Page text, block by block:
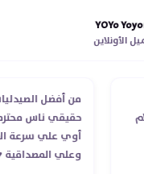
YOYo
من أفضل
حقيقي ناس
أوي علي سرعة
وعلي